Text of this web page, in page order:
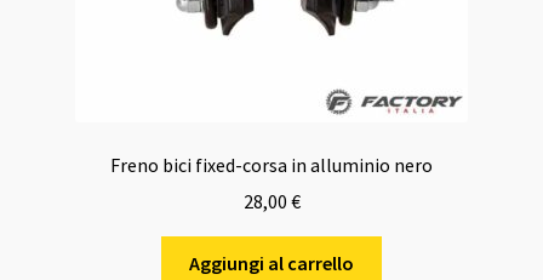
Freno bici fixed-corsa in alluminio nero
28,00 €
Aggiungi al carrello